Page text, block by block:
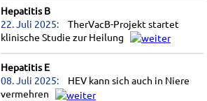
Hepatitis B
22. Juli 2025:
TherVacB-Projekt startet
klinische Studie zur Heilung
Hepatitis E
08. Juli 2025:
HEV kann sich auch in Niere
vermehren